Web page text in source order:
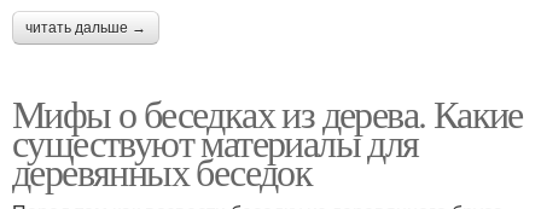
читать дальше →
Мифы о беседках из дерева. Какие
существуют материалы для
деревянных беседок